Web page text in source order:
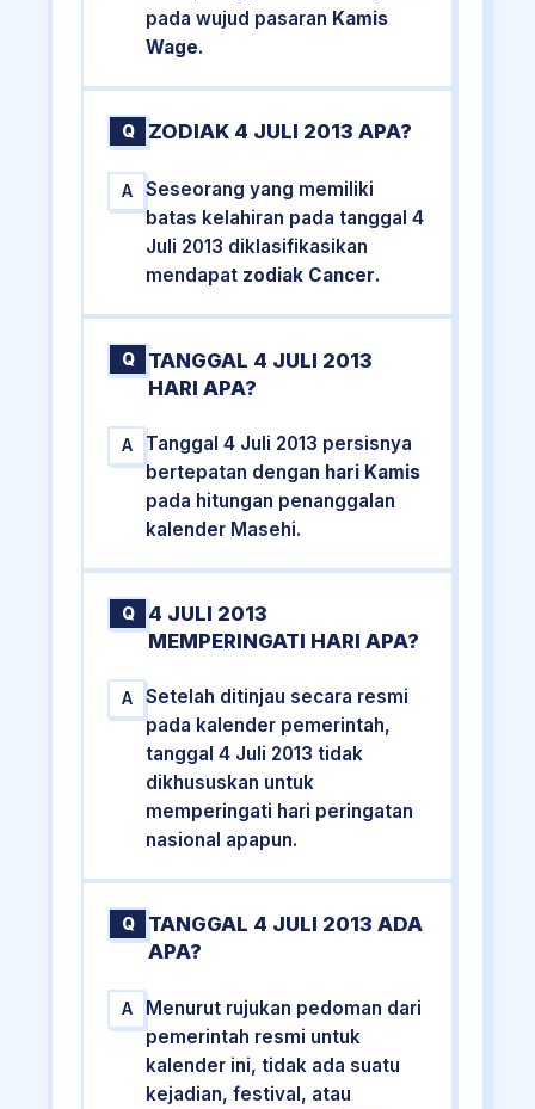
pada wujud pasaran Kamis
Wage.
Q ZODIAK 4 JULI 2013 APA?
A
Seseorang yang memiliki
batas kelahiran pada tanggal 4
Juli 2013 diklasifikasikan
mendapat zodiak Cancer.
Q
TANGGAL 4 JULI 2013
HARI APA?
A
Tanggal 4 Juli 2013 persisnya
bertepatan dengan hari Kamis
pada hitungan penanggalan
kalender Masehi.
Q
4 JULI 2013
MEMPERINGATI HARI APA?
A
Setelah ditinjau secara resmi
pada kalender pemerintah,
tanggal 4 Juli 2013 tidak
dikhususkan untuk
memperingati hari peringatan
nasional apapun.
Q
TANGGAL 4 JULI 2013 ADA
APA?
A
Menurut rujukan pedoman dari
pemerintah resmi untuk
kalender ini, tidak ada suatu
kejadian, festival, atau